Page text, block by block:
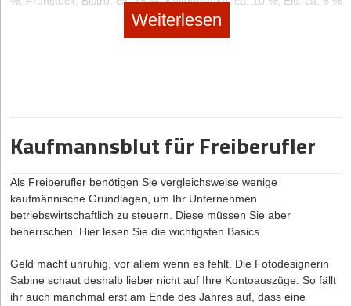
Wichtige Kontakte für selbstständige Design Thinking
webinale.de/ideation-design-thinking/
www.designthinkingconference.com
Die AutorinPauline Tonhauser ist CEO und Gründerin der
DesignThinkingCoach Academy . Zusammen mit ihrem Team
Übersetzungsagenturen zusammenarbeiten, nicht in eine
Scheinselbstständigkeit zu geraten. Haben Sie hier vertraglich
bietet Ihnen zahlreiche Vorteile, z.B.:
Sie müssen keine Gewerbesteuer zahlen
Der Eintrag ins Handelsregister fällt weg, sofern Sie keine
Kapitalgesellschaft gründen
keinen Jahresabschluss aufstellen
Sie müssen Angaben über Ihre Gewinne und Verluste nicht
Weiterlesen
Kaufmannsblut für Freiberufler
Als Freiberufler benötigen Sie vergleichsweise wenige
kaufmännische Grundlagen, um Ihr Unternehmen
betriebswirtschaftlich zu steuern. Diese müssen Sie aber
beherrschen. Hier lesen Sie die wichtigsten Basics.
Geld macht unruhig, vor allem wenn es fehlt. Die Fotodesignerin
Sabine schaut deshalb lieber nicht auf Ihre Kontoauszüge. So fällt
ihr auch manchmal erst am Ende des Jahres auf, dass eine